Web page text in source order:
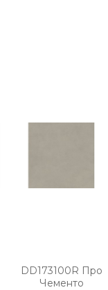
DD173100R Про
Чементо